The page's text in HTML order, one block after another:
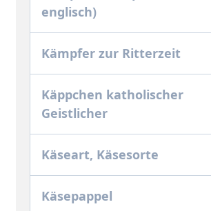
englisch)
Kämpfer zur Ritterzeit
Käppchen katholischer
Geistlicher
Käseart, Käsesorte
Käsepappel